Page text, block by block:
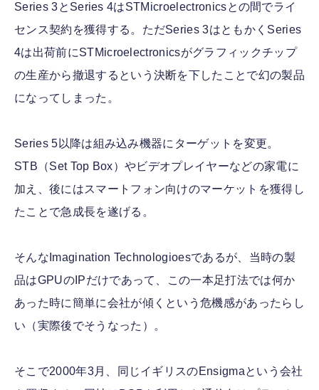
Series 3とSeries 4はSTMicroelectronicsとの間でライ
センス契約を獲得する。ただSeries 3はともかくSeries
4は出荷前にSTMicroelectronicsがグラフィックチップ
の生産から撤退するという決断を下したことで幻の製品
になってしまった。
Series 5以降は組み込み機器にターゲットを変更。
STB（Set Top Box）やビデオプレイヤーなどの家電に
加え、後にはスマートフォン向けのマーケットを獲得し
たことで急成長を遂げる。
そんなImagination Technologioesであるが、当時の製
品はGPUのIPだけであって、この一本足打法では何か
あった時に簡単に会社が傾くという危機感があったらし
い（実際後でそうなった）。
そこで2000年3月、同じイギリスのEnsigmaという会社